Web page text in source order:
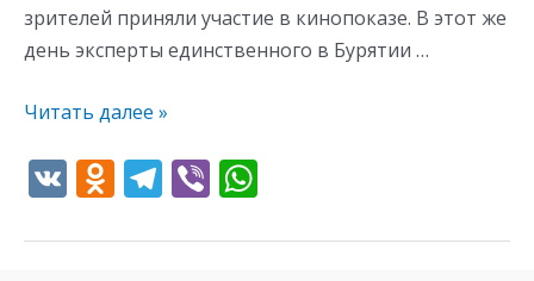
зрителей приняли участие в кинопоказе. В этот же
день эксперты единственного в Бурятии …
Читать далее »
V O
n
T
e
Vi
er at